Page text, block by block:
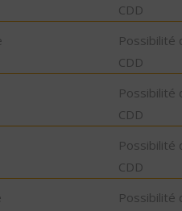
CDD
Possibilité
CDD
Possibilité
CDD
Possibilité
CDD
Possibilité